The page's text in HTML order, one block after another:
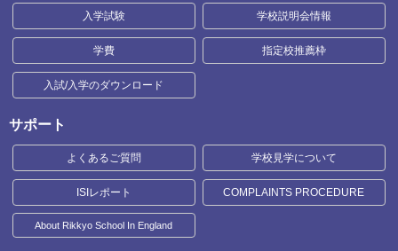
入学試験 学校説明会情報
学費 指定校推薦枠
入試/入学のダウンロード
サポート
よくあるご質問 学校見学について
ISIレポート COMPLAINTS PROCEDURE
About Rikkyo School In England